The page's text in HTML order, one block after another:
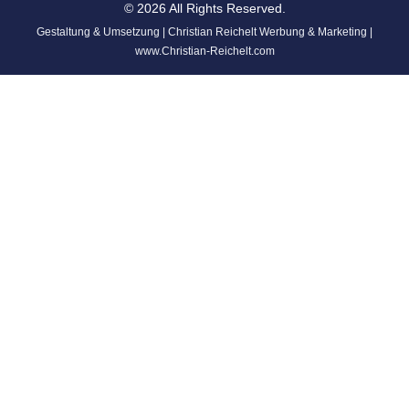
© 2026 All Rights Reserved.
Gestaltung & Umsetzung | Christian Reichelt Werbung & Marketing |
www.Christian-Reichelt.com